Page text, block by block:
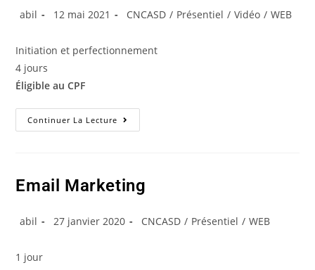
abil 12 mai 2021 CNCASD / Présentiel / Vidéo / WEB
Initiation et perfectionnement
4 jours
Éligible au CPF
Continuer La Lecture
Email Marketing
abil 27 janvier 2020 CNCASD / Présentiel / WEB
1 jour